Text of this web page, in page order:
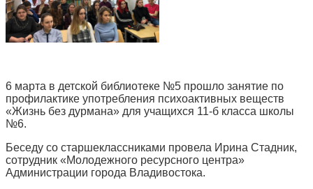
6 марта в детской библиотеке №5 прошло занятие по
профилактике употребления психоактивных веществ
«Жизнь без дурмана» для учащихся 11-б класса школы
№6.
Беседу со старшеклассниками провела Ирина Стадник,
сотрудник «Молодежного ресурсного центра»
Администрации города Владивостока.